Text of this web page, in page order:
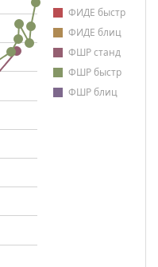
ФИДЕ быстр
ФИДЕ блиц
ФШР станд
ФШР быстр
ФШР блиц